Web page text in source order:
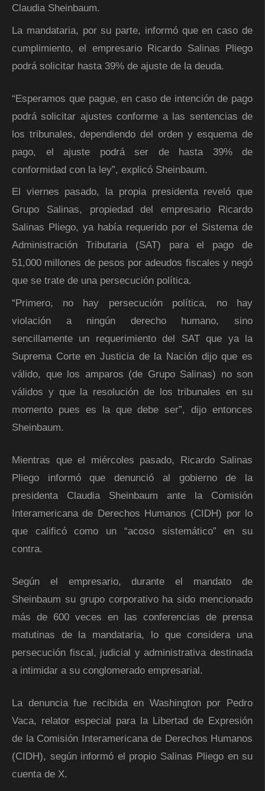
Claudia Sheinbaum.
La mandataria, por su parte, informó que en caso de
cumplimiento, el empresario Ricardo Salinas Pliego
podrá solicitar hasta 39% de ajuste de la deuda.
“Esperamos que pague, en caso de intención de pago
podrá solicitar ajustes conforme a las sentencias de
los tribunales, dependiendo del orden y esquema de
pago, el ajuste podrá ser de hasta 39% de
conformidad con la ley”, explicó Sheinbaum.
El viernes pasado, la propia presidenta reveló que
Grupo Salinas, propiedad del empresario Ricardo
Salinas Pliego, ya había requerido por el Sistema de
Administración Tributaria (SAT) para el pago de
51,000 millones de pesos por adeudos fiscales y negó
que se trate de una persecución política.
“Primero, no hay persecución política, no hay
violación a ningún derecho humano, sino
sencillamente un requerimiento del SAT que ya la
Suprema Corte en Justicia de la Nación dijo que es
válido, que los amparos (de Grupo Salinas) no son
válidos y que la resolución de los tribunales en su
momento pues es la que debe ser”, dijo entonces
Sheinbaum.
Mientras que el miércoles pasado, Ricardo Salinas
Pliego informó que denunció al gobierno de la
presidenta Claudia Sheinbaum ante la Comisión
Interamericana de Derechos Humanos (CIDH) por lo
que calificó como un “acoso sistemático” en su
contra.
Según el empresario, durante el mandato de
Sheinbaum su grupo corporativo ha sido mencionado
más de 600 veces en las conferencias de prensa
matutinas de la mandataria, lo que considera una
persecución fiscal, judicial y administrativa destinada
a intimidar a su conglomerado empresarial.
La denuncia fue recibida en Washington por Pedro
Vaca, relator especial para la Libertad de Expresión
de la Comisión Interamericana de Derechos Humanos
(CIDH), según informó el propio Salinas Pliego en su
cuenta de X.